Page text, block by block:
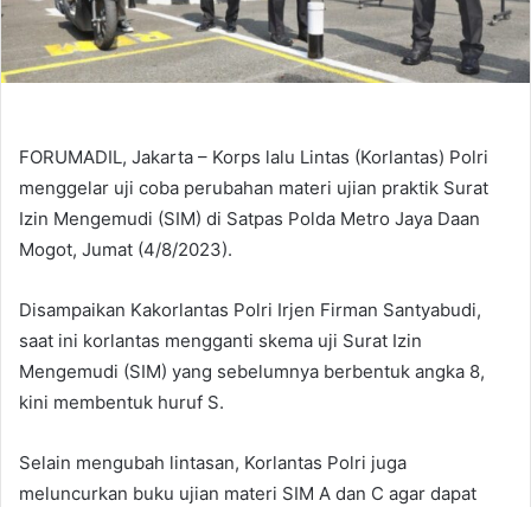
FORUMADIL, Jakarta – Korps lalu Lintas (Korlantas) Polri
menggelar uji coba perubahan materi ujian praktik Surat
Izin Mengemudi (SIM) di Satpas Polda Metro Jaya Daan
Mogot, Jumat (4/8/2023).
Disampaikan Kakorlantas Polri Irjen Firman Santyabudi,
saat ini korlantas mengganti skema uji Surat Izin
Mengemudi (SIM) yang sebelumnya berbentuk angka 8,
kini membentuk huruf S.
Selain mengubah lintasan, Korlantas Polri juga
meluncurkan buku ujian materi SIM A dan C agar dapat